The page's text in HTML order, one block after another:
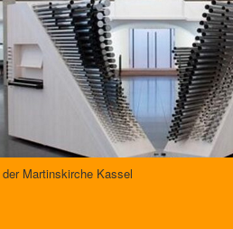
der Martinskirche Kassel